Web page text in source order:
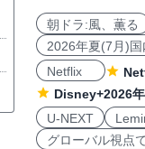
朝ドラ:風、薫る
2026年夏(7月)
Netflix
Disney+2026
U-NEXT
グローバル視点